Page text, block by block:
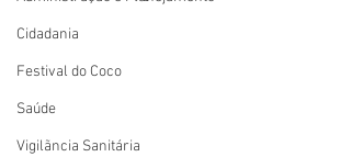
Cidadania
Festival do Coco
Saúde
Vigilãncia Sanitária